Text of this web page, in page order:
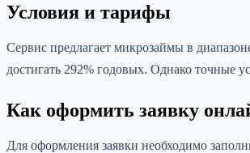
Условия и тарифы
Сервис предлагает микрозаймы в
достигать 292% годовых. Однако точные
Как оформить заявку
Для оформления заявки необходимо